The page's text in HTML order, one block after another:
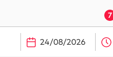
7